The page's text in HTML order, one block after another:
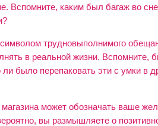
Вспомните, каким был багаж во
трудновыполнимого
в реальной жизни. Вспомните,
было перепаковать эти с умки в
может обозначать ваше
вы размышляете о